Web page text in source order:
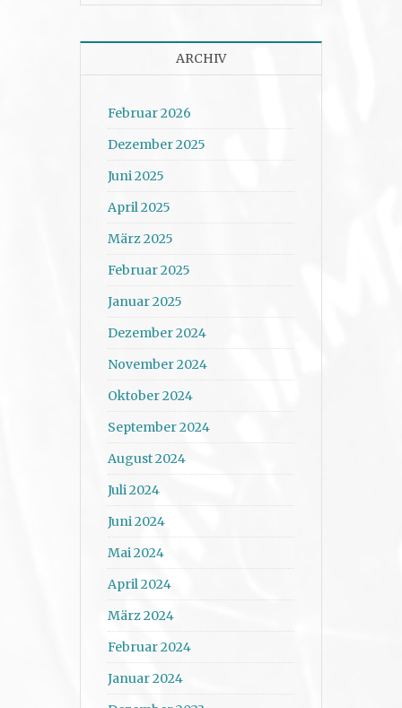
ARCHIV
Februar 2026
Dezember 2025
Juni 2025
April 2025
März 2025
Februar 2025
Januar 2025
Dezember 2024
November 2024
Oktober 2024
September 2024
August 2024
Juli 2024
Juni 2024
Mai 2024
April 2024
März 2024
Februar 2024
Januar 2024